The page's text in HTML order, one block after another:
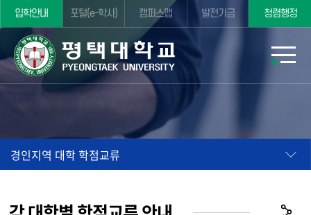
입학안내 포털(e-학사) 캠퍼스맵 발전기금 청렴행정
경인지역 대학 학점교류